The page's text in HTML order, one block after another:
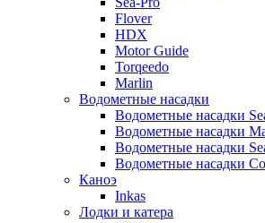
Flover
HDX
Motor Guide
Torqeedo
Marlin
Водометные насадки
Водометные насадки
Водометные насадки
Водометные насадки
Водометные насадки
Каноэ
Inkas
Лодки и катера